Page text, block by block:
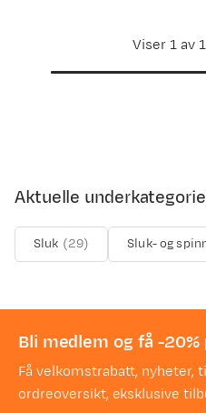
Viser 1 av
Aktuelle
Sluk (29) Sluk- og
Bli medlem og få -
Få velkomstrabatt, nyheter,
ordreoversikt, eksklusive